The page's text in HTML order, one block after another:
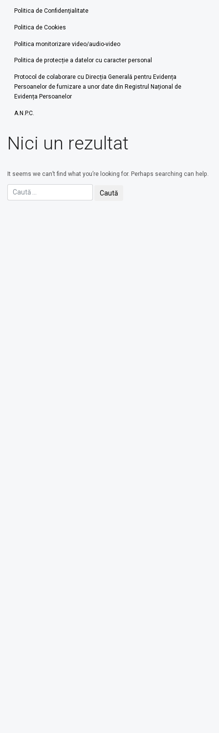
Politica de Confidenţialitate
Politica de Cookies
Politica monitorizare video/audio-video
Politica de protecție a datelor cu caracter personal
Protocol de colaborare cu Direcția Generală pentru Evidența
Persoanelor de furnizare a unor date din Registrul Național de
Evidența Persoanelor
A.N.P.C.
Nici un rezultat
It seems we can’t find what you’re looking for. Perhaps searching can help.